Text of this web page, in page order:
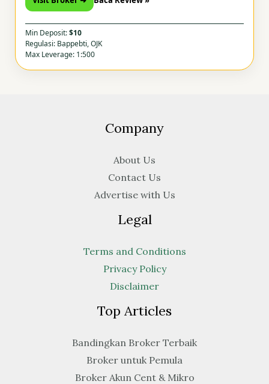
Min Deposit:$10
Regulasi: Bappebti, OJK
Max Leverage: 1:500
Company
About Us
Contact Us
Advertise with Us
Legal
Terms and Conditions
Privacy Policy
Disclaimer
Top Articles
Bandingkan Broker Terbaik
Broker untuk Pemula
Broker Akun Cent & Mikro